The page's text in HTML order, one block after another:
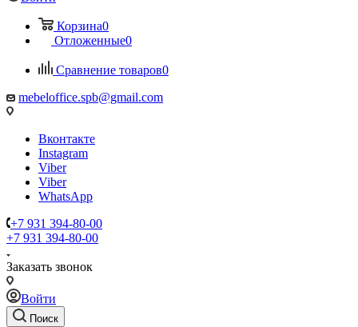
Корзина0
Отложенные0
Сравнение товаров0
mebeloffice.spb@gmail.com
Вконтакте
Instagram
Viber
Viber
WhatsApp
+7 931 394-80-00
+7 931 394-80-00
Заказать звонок
Войти
Поиск